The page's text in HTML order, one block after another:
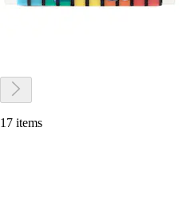
17 items